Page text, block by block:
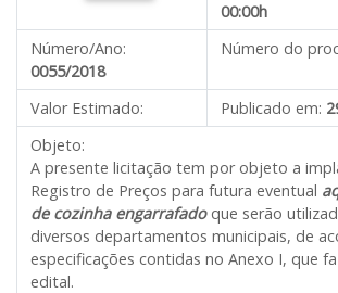
00:00h
Número/Ano:
0055/2018
Número do
Valor Estimado: Publicado em:
Objeto:
A presente licitação tem por objeto a
Registro de Preços para futura eventual
de cozinha engarrafado que serão
diversos departamentos municipais, de
especificações contidas no Anexo I, que
edital.